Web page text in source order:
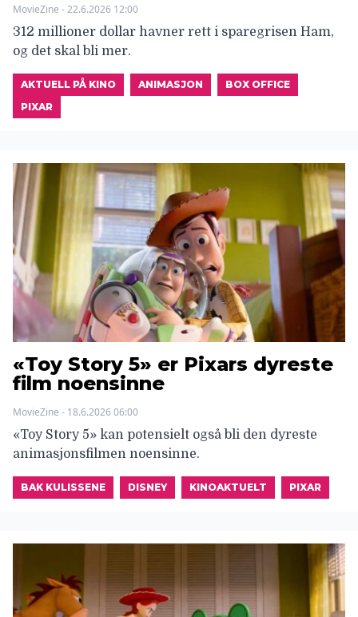
MovieZine - 22.6.2026 12:00
312 millioner dollar havner rett i sparegrisen Ham,
og det skal bli mer.
AKTUELL PÅ KINO ANIMASJON
BOX OFFICE
PIXAR
«Toy Story 5» er Pixars dyreste
film noensinne
MovieZine - 18.6.2026 06:00
«Toy Story 5» kan potensielt også bli den dyreste
animasjonsfilmen noensinne.
BAK KULISSENE DISNEY KINOAKTUELT PIXAR